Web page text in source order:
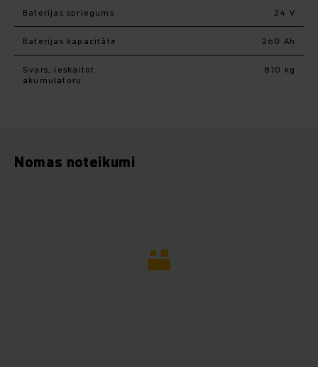
Baterijas spriegums 24 V
Baterijas kapacitāte 260 Ah
Svars, ieskaitot
akumulatoru
810 kg
Nomas noteikumi